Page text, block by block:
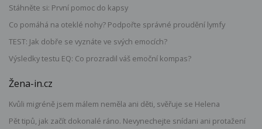
Stáhněte si: První pomoc do kapsy
Co pomáhá na oteklé nohy? Podpořte správné proudění lymfy
TEST: Jak dobře se vyznáte ve svých emocích?
Výsledky testu EQ: Co prozradil váš emoční kompas?
Žena-in.cz
Kvůli migréně jsem málem neměla ani děti, svěřuje se Helena
Pět tipů, jak začít dokonalé ráno. Nevynechejte snídani ani protažení